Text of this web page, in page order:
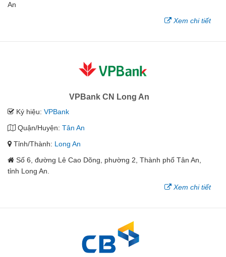
An
Xem chi tiết
VPBank CN Long An
Ký hiệu: VPBank
Quận/Huyện: Tân An
Tỉnh/Thành: Long An
Số 6, đường Lê Cao Dõng, phường 2, Thành phố Tân An,
tỉnh Long An.
Xem chi tiết